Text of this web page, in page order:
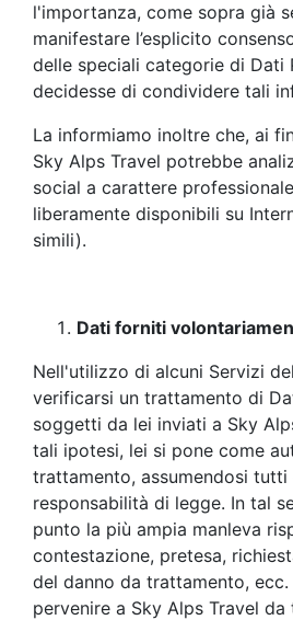
l'importanza, come sopra già
manifestare l’esplicito
delle speciali categorie di Dati
decidesse di condividere tali
La informiamo inoltre che, ai
Sky Alps Travel potrebbe
social a carattere
liberamente disponibili su
simili).
Dati forniti
Nell'utilizzo di alcuni Servizi
verificarsi un trattamento di
soggetti da lei inviati a Sky
tali ipotesi, lei si pone come
trattamento, assumendosi
responsabilità di legge. In tal
punto la più ampia manleva
contestazione, pretesa,
del danno da trattamento,
pervenire a Sky Alps Travel